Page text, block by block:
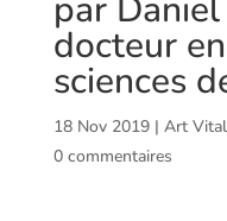
par
docteur
sciences
18 Nov 2019| Art
0 commentaires